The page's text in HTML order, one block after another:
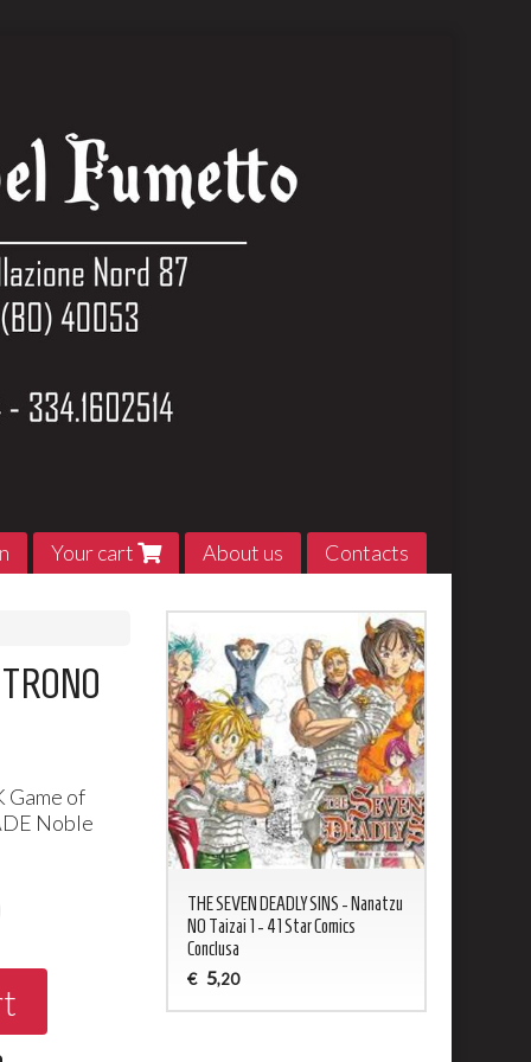
Your cart About us Contacts
Game of
Noble
NEVERLAND 1 - 20
THE SEVEN DEADLY SINS - Nanatzu
NO Taizai 1 - 41 Star Comics
Conclusa
€ 5,20